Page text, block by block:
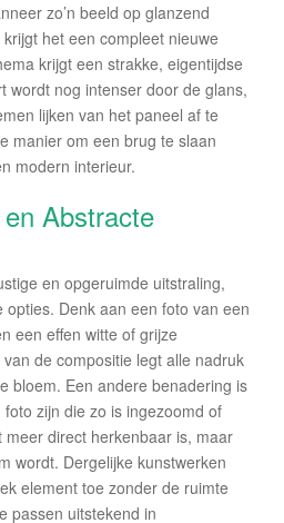
zo’n beeld op glanzend
het een compleet nieuwe
krijgt een strakke, eigentijdse
wordt nog intenser door de glans,
lijken van het paneel af te
manier om een brug te slaan
modern interieur.
Abstracte
en opgeruimde uitstraling,
Denk aan een foto van een
een effen witte of grijze
de compositie legt alle nadruk
bloem. Een andere benadering is
zijn die zo is ingezoomd of
direct herkenbaar is, maar
wordt. Dergelijke kunstwerken
element toe zonder de ruimte
passen uitstekend in